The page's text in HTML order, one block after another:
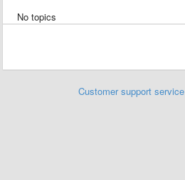
No topics
Customer support service